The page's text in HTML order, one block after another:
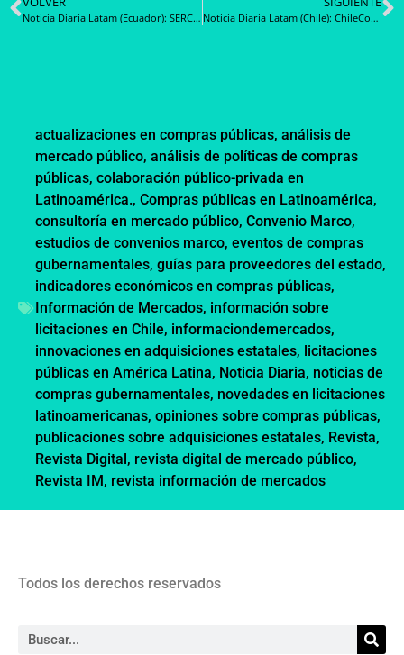
Noticia Diaria Latam (Ecuador): SERCOP implementa nueva modalidad de Certificación de Competencias por Fases para operadores del Sistema Nacional de Contratación Pública Noticia Diaria Latam (Chile): ChileCompra inicia proceso de Cuenta Pública Participativa compartiendo documento preliminar con el Cosoc
actualizaciones en compras públicas, análisis de
mercado público, análisis de políticas de compras
públicas, colaboración público-privada en
Latinoamérica., Compras públicas en Latinoamérica,
consultoría en mercado público, Convenio Marco,
estudios de convenios marco, eventos de compras
gubernamentales, guías para proveedores del estado,
indicadores económicos en compras públicas,
Información de Mercados, información sobre
licitaciones en Chile, informaciondemercados,
innovaciones en adquisiciones estatales, licitaciones
públicas en América Latina, Noticia Diaria, noticias de
compras gubernamentales, novedades en licitaciones
latinoamericanas, opiniones sobre compras públicas,
publicaciones sobre adquisiciones estatales, Revista,
Revista Digital, revista digital de mercado público,
Revista IM, revista información de mercados
Todos los derechos reservados